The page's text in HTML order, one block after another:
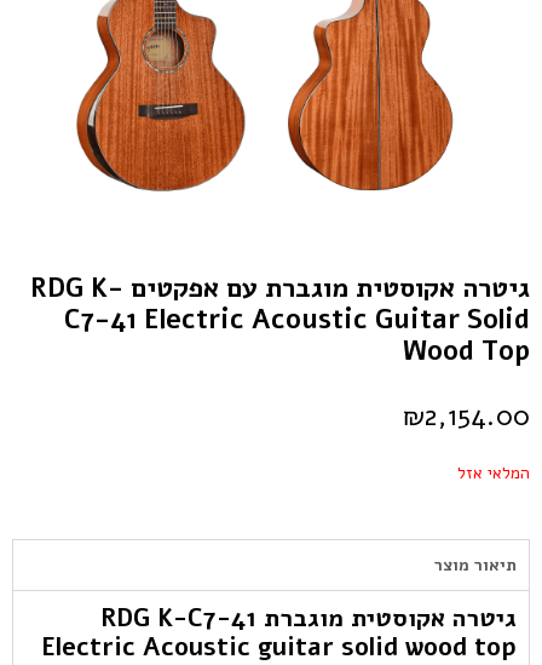
גיטרה אקוסטית מוגברת עם אפקטים RDG K-
C7-41 Electric Acoustic Guitar Solid
Wood Top
₪2,154.00
המלאי אזל
תיאור מוצר
גיטרה אקוסטית מוגברת RDG K-C7-41
Electric Acoustic guitar solid wood top